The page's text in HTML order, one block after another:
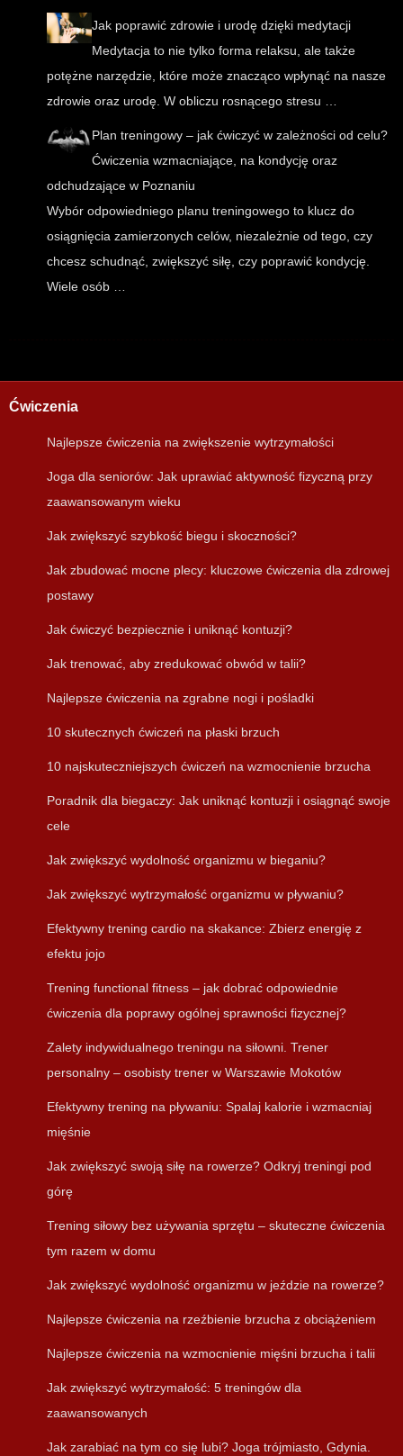
Jak poprawić zdrowie i urodę dzięki medytacji
Medytacja to nie tylko forma relaksu, ale także
potężne narzędzie, które może znacząco wpłynąć na nasze
zdrowie oraz urodę. W obliczu rosnącego stresu …
Plan treningowy – jak ćwiczyć w zależności od celu?
Ćwiczenia wzmacniające, na kondycję oraz
odchudzające w Poznaniu
Wybór odpowiedniego planu treningowego to klucz do
osiągnięcia zamierzonych celów, niezależnie od tego, czy
chcesz schudnąć, zwiększyć siłę, czy poprawić kondycję.
Wiele osób …
Ćwiczenia
Najlepsze ćwiczenia na zwiększenie wytrzymałości
Joga dla seniorów: Jak uprawiać aktywność fizyczną przy
zaawansowanym wieku
Jak zwiększyć szybkość biegu i skoczności?
Jak zbudować mocne plecy: kluczowe ćwiczenia dla zdrowej
postawy
Jak ćwiczyć bezpiecznie i uniknąć kontuzji?
Jak trenować, aby zredukować obwód w talii?
Najlepsze ćwiczenia na zgrabne nogi i pośladki
10 skutecznych ćwiczeń na płaski brzuch
10 najskuteczniejszych ćwiczeń na wzmocnienie brzucha
Poradnik dla biegaczy: Jak uniknąć kontuzji i osiągnąć swoje
cele
Jak zwiększyć wydolność organizmu w bieganiu?
Jak zwiększyć wytrzymałość organizmu w pływaniu?
Efektywny trening cardio na skakance: Zbierz energię z
efektu jojo
Trening functional fitness – jak dobrać odpowiednie
ćwiczenia dla poprawy ogólnej sprawności fizycznej?
Zalety indywidualnego treningu na siłowni. Trener
personalny – osobisty trener w Warszawie Mokotów
Efektywny trening na pływaniu: Spalaj kalorie i wzmacniaj
mięśnie
Jak zwiększyć swoją siłę na rowerze? Odkryj treningi pod
górę
Trening siłowy bez używania sprzętu – skuteczne ćwiczenia
tym razem w domu
Jak zwiększyć wydolność organizmu w jeździe na rowerze?
Najlepsze ćwiczenia na rzeźbienie brzucha z obciążeniem
Najlepsze ćwiczenia na wzmocnienie mięśni brzucha i talii
Jak zwiększyć wytrzymałość: 5 treningów dla
zaawansowanych
Jak zarabiać na tym co się lubi? Joga trójmiasto, Gdynia.